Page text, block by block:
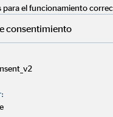
datos de Inverco
la rentabilidad
en los últimos 10
embargo, este dato
de inversión elegido.
calcula la
para el funcionamiento
consentimiento